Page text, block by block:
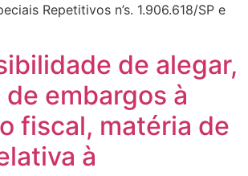
Repetitivos n’s. 1.906.618/SP e
de alegar,
embargos à
fiscal, matéria de
à